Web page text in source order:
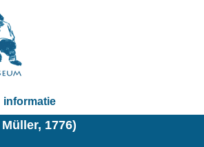
informatie
1776)